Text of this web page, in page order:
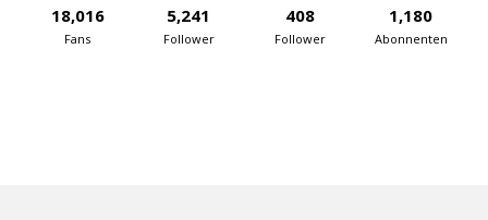
18,016
Fans
5,241
Follower
408
Follower
1,180
Abonnenten